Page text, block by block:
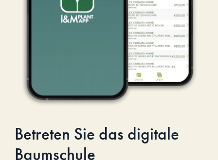
Betreten Sie das digitale
Baumschule